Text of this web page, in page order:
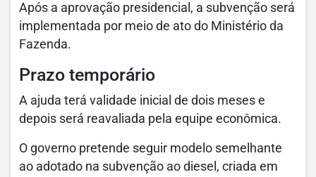
Após a aprovação presidencial, a subvenção será
implementada por meio de ato do Ministério da
Fazenda.
Prazo temporário
A ajuda terá validade inicial de dois meses e
depois será reavaliada pela equipe econômica.
O governo pretende seguir modelo semelhante
ao adotado na subvenção ao diesel, criada em